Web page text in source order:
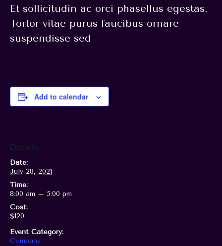
Et sollicitudin ac orci phasellus egestas.
Tortor vitae purus faucibus ornare
suspendisse sed
Add to calendar
Details
Date:
July 28, 2021
Time:
8:00 am – 5:00 pm
Cost:
$120
Event Category:
Company